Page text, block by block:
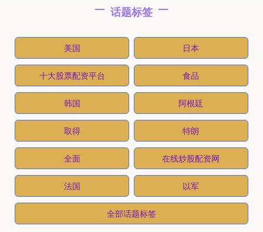
话题标签
美国 日本
十大股票配资平台 食品
韩国 阿根廷
取得 特朗
全面 在线炒股配资网
法国 以军
全部话题标签